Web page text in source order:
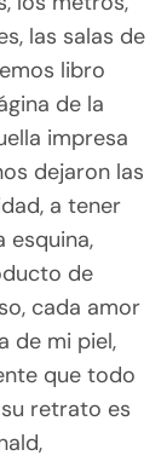
las salas de
libro
de la
impresa
dejaron las
a tener
esquina,
de
cada amor
de mi piel,
que todo
retrato es